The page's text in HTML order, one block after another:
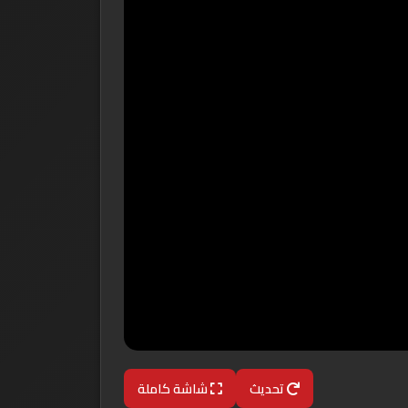
تحديث شاشة كاملة